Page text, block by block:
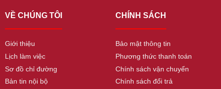
VỀ CHÚNG TÔI
Giới thiệu
Lịch làm việc
Sơ đồ chỉ đường
Bản tin nội bộ
CHÍNH SÁCH
Bảo mật thông tin
Phương thức thanh toán
Chính sách vận chuyển
Chính sách đổi trả